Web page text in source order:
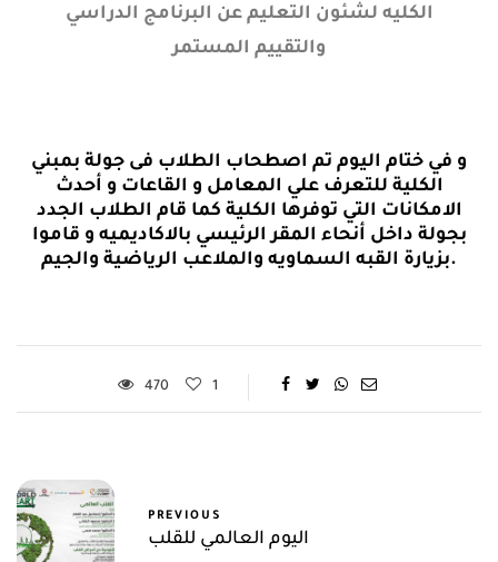
الكليه لشئون التعليم عن البرنامج الدراسي
والتقييم المستمر
و في ختام اليوم تم اصطحاب الطلاب فى جولة بمبني
الكلية للتعرف علي المعامل و القاعات و أحدث
الامكانات التي توفرها الكلية كما قام الطلاب الجدد
بجولة داخل أنحاء المقر الرئيسي بالاكاديميه و قاموا
بزيارة القبه السماويه والملاعب الرياضية والجيم.
470 1
PREVIOUS
اليوم العالمي للقلب